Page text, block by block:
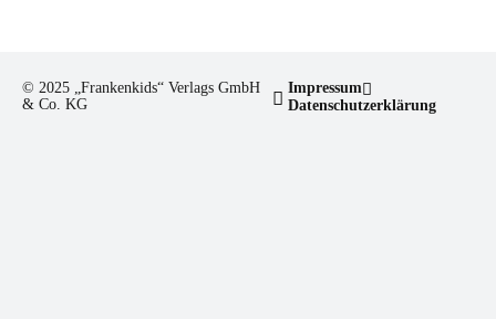
© 2025 „Frankenkids“ Verlags GmbH
& Co. KG
Impressum
Datenschutzerklärung